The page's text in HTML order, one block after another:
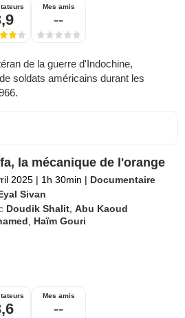
Mes amis
--
de la guerre d'Indochine,
soldats américains durant les
la mécanique de l'orange
2025 | 1h 30min | Documentaire
Sivan
Doudik Shalit ,Abu Kaoud
Haïm Gouri
Mes amis
--